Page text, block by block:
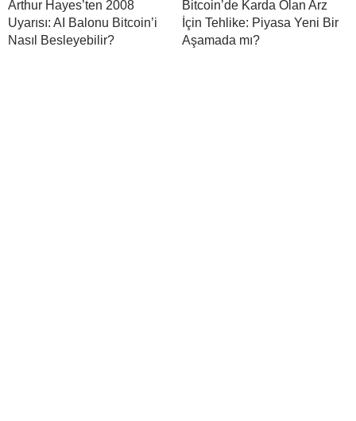
Arthur Hayes’ten 2008
Uyarısı: AI Balonu Bitcoin’i
Nasıl Besleyebilir?
Bitcoin’de Karda Olan Arz
İçin Tehlike: Piyasa Yeni Bir
Aşamada mı?